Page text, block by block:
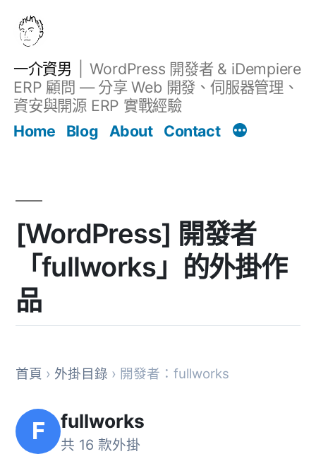
一介資男
WordPress 開發者 & iDempiere
ERP 顧問 — 分享 Web 開發、伺服器管理、
資安與開源 ERP 實戰經驗
Home
Blog About Contact
[WordPress] 開發者
「fullworks」的外掛作
品
首頁 › 外掛目錄 › 開發者：fullworks
F fullworks
共 16 款外掛
文章 Filter